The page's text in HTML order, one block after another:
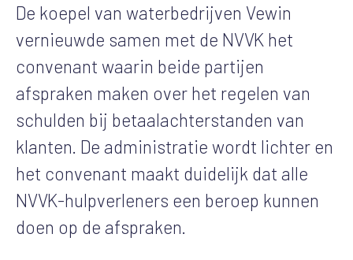
De koepel van waterbedrijven Vewin
vernieuwde samen met de NVVK het
convenant waarin beide partijen
afspraken maken over het regelen van
schulden bij betaalachterstanden van
klanten. De administratie wordt lichter en
het convenant maakt duidelijk dat alle
NVVK-hulpverleners een beroep kunnen
doen op de afspraken.